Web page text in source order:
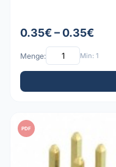
0.35€ – 0.35€
Menge: Min: 1
PDF